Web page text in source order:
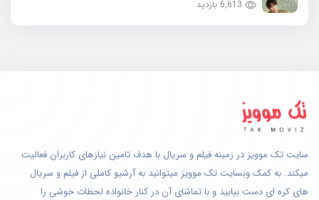
6,613 بازدید
سایت تک موویز در زمینه فیلم و سریال با هدف تامین نیازهای کاربران فعالیت
میکند. به کمک وبسایت تک موویز میتوانید به آرشیو کاملی از فیلم و سریال
های کره ای دست بیابید و با تماشای آن در کنار خانواده لحظات خوشی را